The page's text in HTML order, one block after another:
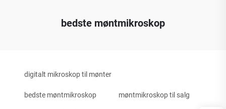
bedste møntmikroskop
digitalt mikroskop til mønter
bedste møntmikroskop møntmikroskop til salg